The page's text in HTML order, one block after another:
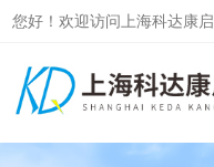
您好！欢迎访问上海科达康